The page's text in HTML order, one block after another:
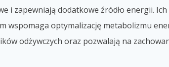
i zapewniają dodatkowe źródło energii.
wspomaga optymalizację metabolizmu
odżywczych oraz pozwalają na